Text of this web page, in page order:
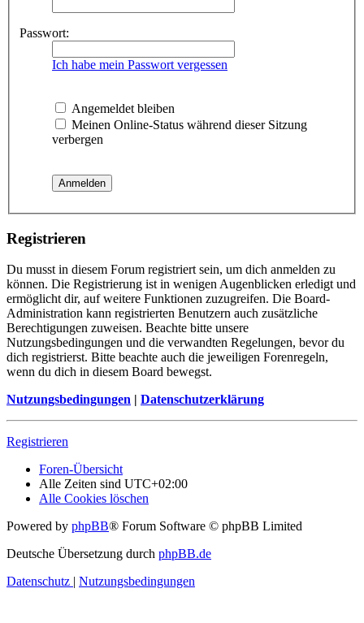
Passwort:
Ich habe mein Passwort vergessen
Angemeldet bleiben
Meinen Online-Status während dieser Sitzung
verbergen
Registrieren
Du musst in diesem Forum registriert sein, um dich anmelden zu
können. Die Registrierung ist in wenigen Augenblicken erledigt und
ermöglicht dir, auf weitere Funktionen zuzugreifen. Die Board-
Administration kann registrierten Benutzern auch zusätzliche
Berechtigungen zuweisen. Beachte bitte unsere
Nutzungsbedingungen und die verwandten Regelungen, bevor du
dich registrierst. Bitte beachte auch die jeweiligen Forenregeln,
wenn du dich in diesem Board bewegst.
Nutzungsbedingungen | Datenschutzerklärung
Registrieren
Foren-Übersicht
Alle Zeiten sind UTC+02:00
Alle Cookies löschen
Powered by phpBB® Forum Software © phpBB Limited
Deutsche Übersetzung durch phpBB.de
Datenschutz | Nutzungsbedingungen